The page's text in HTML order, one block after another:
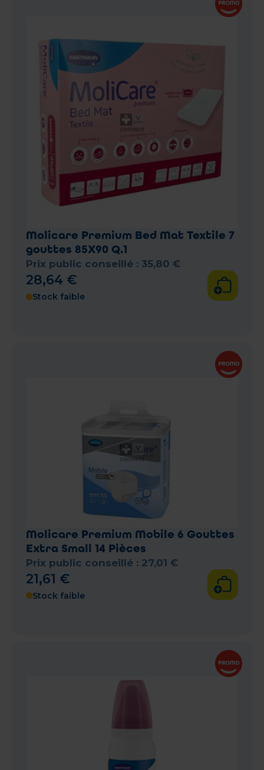
Molicare Premium Bed Mat Textile 7
gouttes 85X90 Q.1
Prix public conseillé : 35,80 €
28,64 €
Stock faible
Molicare Premium Mobile 6 Gouttes
Extra Small 14 Pièces
Prix public conseillé : 27,01 €
21,61 €
Stock faible